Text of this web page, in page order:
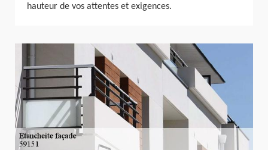
hauteur de vos attentes et exigences.